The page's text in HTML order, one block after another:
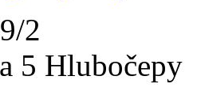
2
5 Hlubočepy